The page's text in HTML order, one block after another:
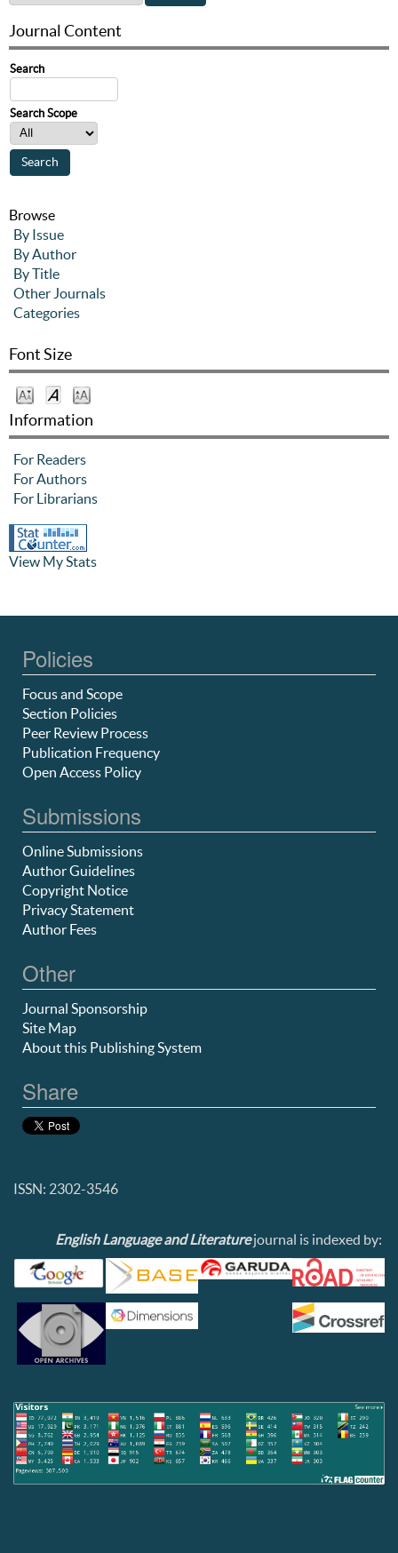
Journal Content
Search
Search Scope
Browse
By Issue
By Author
By Title
Other Journals
Categories
Font Size
Information
For Readers
For Authors
For Librarians
View My Stats
Policies
Focus and Scope
Section Policies
Peer Review Process
Publication Frequency
Open Access Policy
Submissions
Online Submissions
Author Guidelines
Copyright Notice
Privacy Statement
Author Fees
Other
Journal Sponsorship
Site Map
About this Publishing System
Share
ISSN: 2302-3546
English Language and Literaturejournal is indexed by: